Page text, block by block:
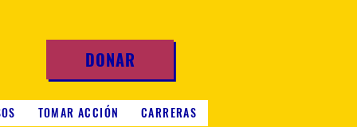
DONAR
TOMAR ACCIÓN CARRERAS